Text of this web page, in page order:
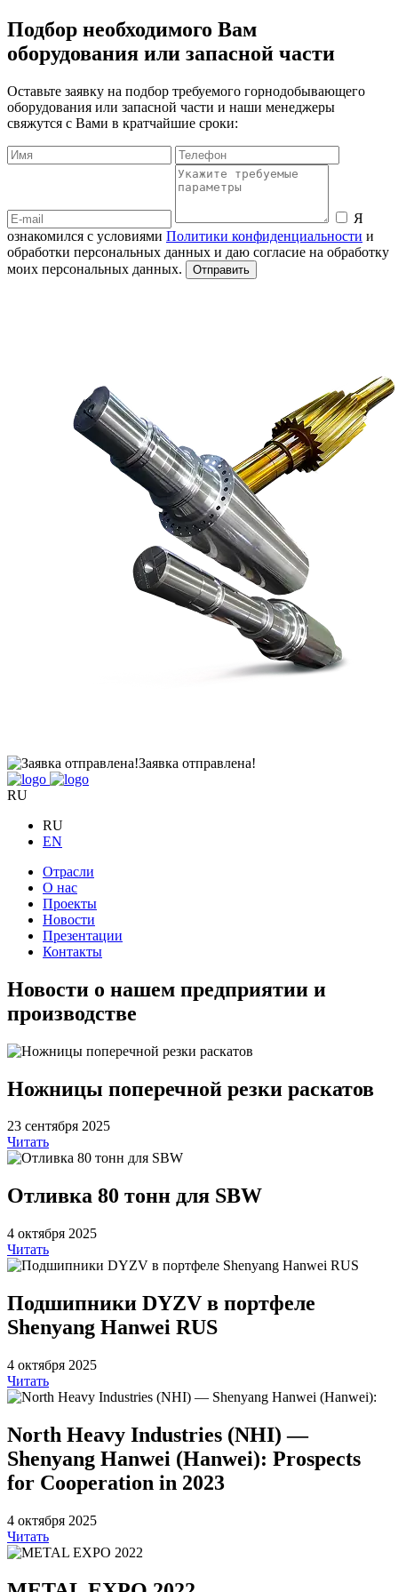
Подбор необходимого Вам
оборудования или запасной части
Оставьте заявку на подбор требуемого горнодобывающего
оборудования или запасной части и наши менеджеры
свяжутся с Вами в кратчайшие сроки:
Я
ознакомился с условиями Политики конфиденциальности и
обработки персональных данных и даю согласие на обработку
моих персональных данных.
Отправить
Заявка отправлена!
RU
RU
EN
Отрасли
О нас
Проекты
Новости
Презентации
Контакты
Новости о нашем предприятии и
производстве
Ножницы поперечной резки раскатов
23 сентября 2025
Читать
Отливка 80 тонн для SBW
4 октября 2025
Читать
Подшипники DYZV в портфеле
Shenyang Hanwei RUS
4 октября 2025
Читать
North Heavy Industries (NHI) —
Shenyang Hanwei (Hanwei): Prospects
for Cooperation in 2023
4 октября 2025
Читать